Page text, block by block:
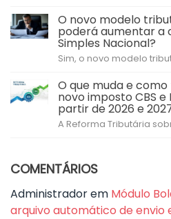
O novo modelo
poderá aumentar a
Simples Nacional?
Sim, o novo modelo
O que muda e
novo imposto CBS
partir de 2026 e
A Reforma Tributária
COMENTÁRIOS
Administradorem Módulo
arquivo automático de envio